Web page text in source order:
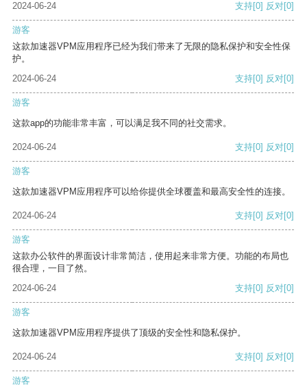
2024-06-24 支持[0] 反对[0]
游客
这款加速器VPM应用程序已经为我们带来了无限的隐私保护和安全性保
护。
2024-06-24
支持[0] 反对[0]
游客
这款app的功能非常丰富，可以满足我不同的社交需求。
2024-06-24 支持[0] 反对[0]
游客
这款加速器VPM应用程序可以给你提供全球覆盖和最高安全性的连接。
2024-06-24 支持[0] 反对[0]
游客
这款办公软件的界面设计非常简洁，使用起来非常方便。功能的布局也
很合理，一目了然。
2024-06-24
支持[0] 反对[0]
游客
这款加速器VPM应用程序提供了顶级的安全性和隐私保护。
2024-06-24 支持[0] 反对[0]
游客